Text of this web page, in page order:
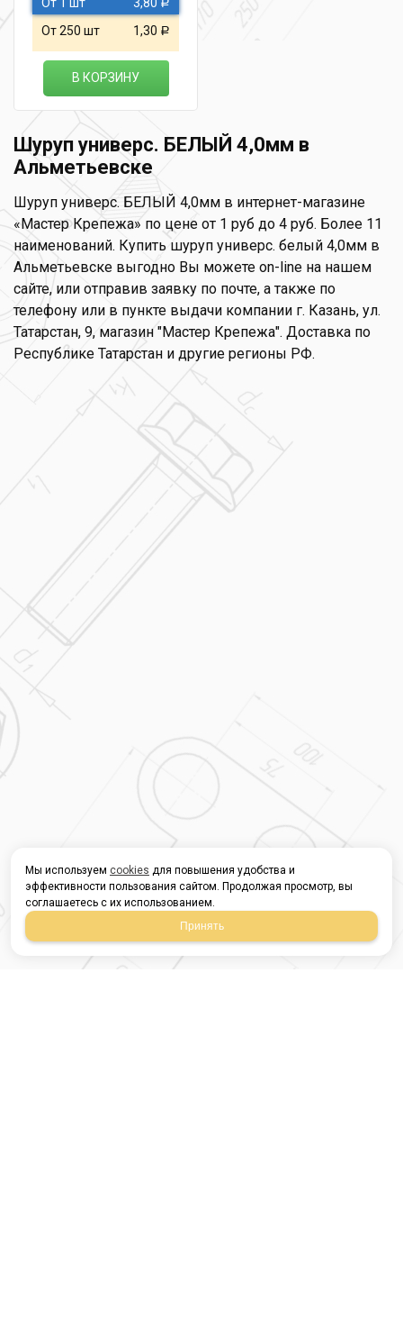
От 1 шт 3,80 Р
От 250 шт 1,30 Р
В КОРЗИНУ
Шуруп универс. БЕЛЫЙ 4,0мм в
Альметьевске
Шуруп универс. БЕЛЫЙ 4,0мм в интернет-магазине
«Мастер Крепежа» по цене от 1 руб до 4 руб. Более 11
наименований. Купить шуруп универс. белый 4,0мм в
Альметьевске выгодно Вы можете on-line на нашем
сайте, или отправив заявку по почте, а также по
телефону или в пункте выдачи компании г. Казань, ул.
Татарстан, 9, магазин "Мастер Крепежа". Доставка по
Республике Татарстан и другие регионы РФ.
Мы используем cookies для повышения удобства и
эффективности пользования сайтом. Продолжая просмотр, вы
соглашаетесь с их использованием.
Принять